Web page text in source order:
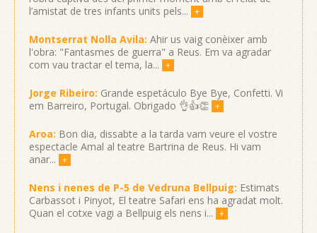
l’amistat de tres infants units pels... +
Montserrat Nolla Avila: Ahir us vaig conèixer amb
l'obra: "Fantasmes de guerra" a Reus. Em va agradar
com vau tractar el tema, la... +
Jorge Ribeiro: Grande espetáculo Bye Bye, Confetti. Vi
em Barreiro, Portugal. Obrigado 👌👍👏 +
Aroa: Bon dia, dissabte a la tarda vam veure el vostre
espectacle Amal al teatre Bartrina de Reus. Hi vam
anar... +
Nens i nenes de P-5 de Vedruna Bellpuig: Estimats
Carbassot i Pinyot, El teatre Safari ens ha agradat molt.
Quan el cotxe vagi a Bellpuig els nens i... +